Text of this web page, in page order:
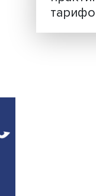
Эльга» и
млн тонн